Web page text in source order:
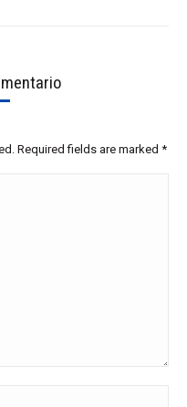
Required fields are marked *